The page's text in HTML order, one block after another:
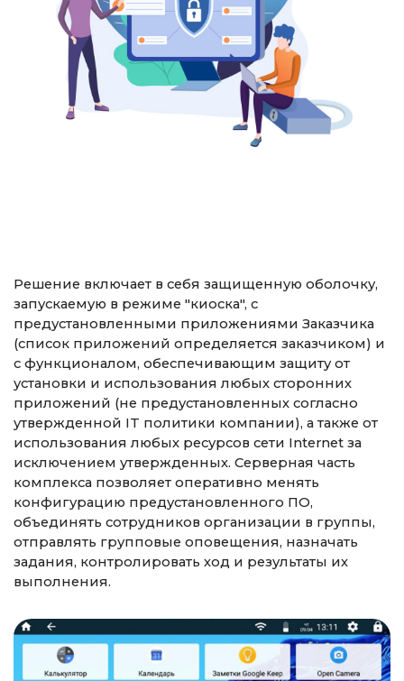
Решение включает в себя защищенную оболочку,
запускаемую в режиме "киоска", с
предустановленными приложениями Заказчика
(список приложений определяется заказчиком) и
с функционалом, обеспечивающим защиту от
установки и использования любых сторонних
приложений (не предустановленных согласно
утвержденной IT политики компании), а также от
использования любых ресурсов сети Internet за
исключением утвержденных. Серверная часть
комплекса позволяет оперативно менять
конфигурацию предустановленного ПО,
объединять сотрудников организации в группы,
отправлять групповые оповещения, назначать
задания, контролировать ход и результаты их
выполнения.